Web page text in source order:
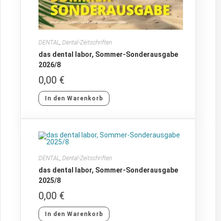
DENTAL,Dental-Zeitschriften
das dental labor, Sommer-Sonderausgabe
2026/8
0,00 €
In den Warenkorb
DENTAL,Dental-Zeitschriften
das dental labor, Sommer-Sonderausgabe
2025/8
0,00 €
In den Warenkorb